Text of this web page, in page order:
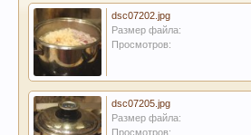
dsc07202.jpg
Размер файла:
Просмотров:
dsc07205.jpg
Размер файла:
Просмотров: